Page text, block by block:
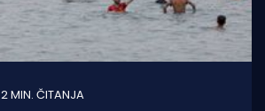
2 MIN. ČITANJA